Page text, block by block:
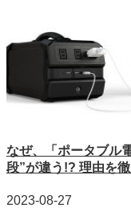
なぜ、「ポータブル
段”が違う!? 理由を
2023-08-27